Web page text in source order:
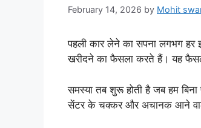
February 14, 2026 by Mohit
पहली कार लेने का सपना लगभग
खरीदने का फैसला करते हैं। यह
समस्या तब शुरू होती है जब हम
सेंटर के चक्कर और अचानक आने